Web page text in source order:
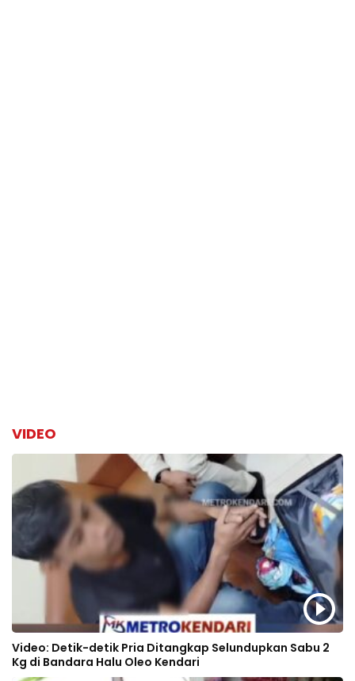
VIDEO
Video: Detik-detik Pria Ditangkap Selundupkan Sabu 2
Kg di Bandara Halu Oleo Kendari